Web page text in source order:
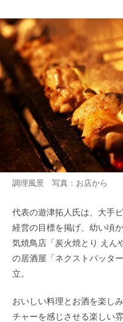
調理風景 写真：お店から
代表の遊津拓人氏は、大手
経営の目標を掲げ、幼い頃
気焼鳥店「炭火焼とり えん
の居酒屋「ネクストバッタ
立。
おいしい料理とお酒を楽し
チャーを感じさせる楽しい